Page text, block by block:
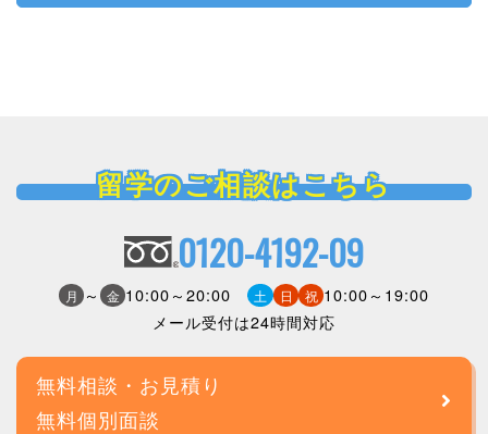
留学のご相談はこちら
0120-4192-09
月 ～ 金 10:00～20:00 土 日 祝 10:00～19:00
メール受付は24時間対応
無料相談・お見積り
無料個別面談